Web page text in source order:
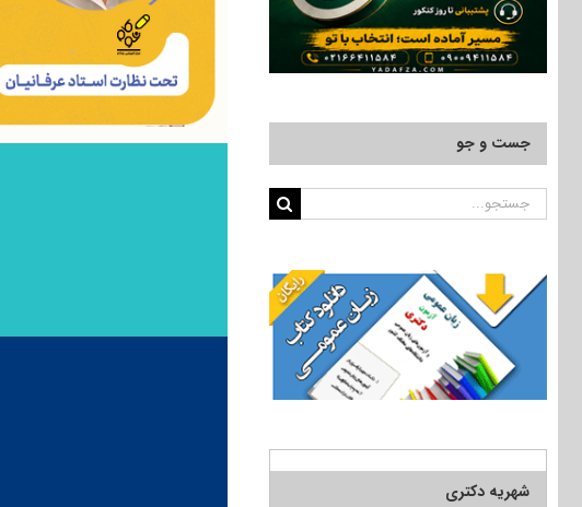
جست و جو
جستجو
شهریه دکتری